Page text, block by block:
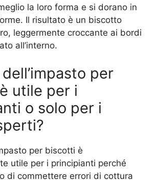
la loro forma e si dorano in
Il risultato è un biscotto
leggermente croccante ai bordi
all’interno.
per
utile per i
o solo per i
per biscotti è
utile per i principianti perché
di commettere errori di cottura